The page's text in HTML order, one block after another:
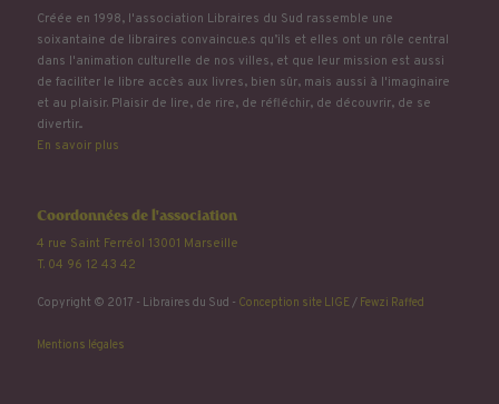
Créée en 1998, l'association Libraires du Sud rassemble une
soixantaine de libraires convaincu.e.s qu’ils et elles ont un rôle central
dans l'animation culturelle de nos villes, et que leur mission est aussi
de faciliter le libre accès aux livres, bien sûr, mais aussi à l'imaginaire
et au plaisir. Plaisir de lire, de rire, de réfléchir, de découvrir, de se
divertir...
En savoir plus
Coordonnées de l'association
4 rue Saint Ferréol 13001 Marseille
T. 04 96 12 43 42
Copyright © 2017 - Libraires du Sud - Conception site LIGE/ Fewzi Raffed
Mentions légales